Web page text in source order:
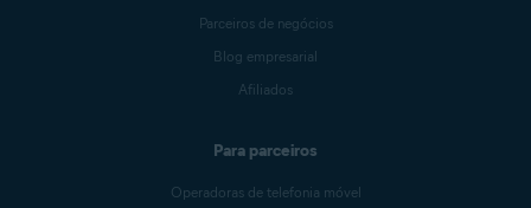
Parceiros de negócios
Blog empresarial
Afiliados
Para parceiros
Operadoras de telefonia móvel